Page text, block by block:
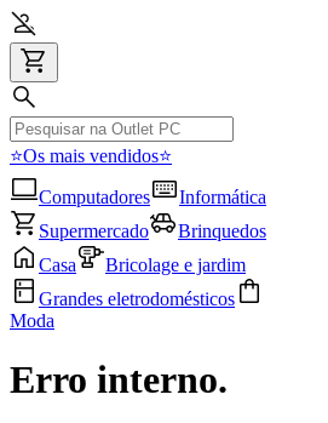
⭐Os mais vendidos⭐
Computadores
Informática
Supermercado
Brinquedos
Casa
Bricolage e jardim
Grandes eletrodomésticos
Moda
Erro interno.